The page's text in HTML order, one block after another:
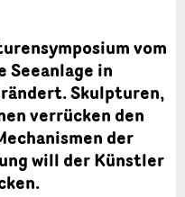
vom
Seeanlage in
Skulpturen,
verrücken den
der
will der Künstler